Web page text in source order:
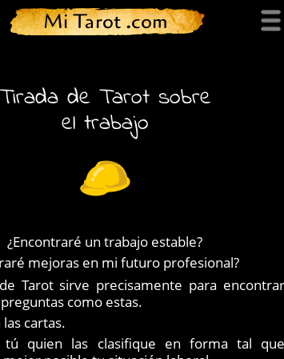
Mi Tarot .com
Tirada de Tarot sobre
el trabajo
¿Encontraré un trabajo estable?
mejoras en mi futuro profesional?
Tarot sirve precisamente para encontrar
como estas.
las cartas.
tú quien las clasifique en forma tal